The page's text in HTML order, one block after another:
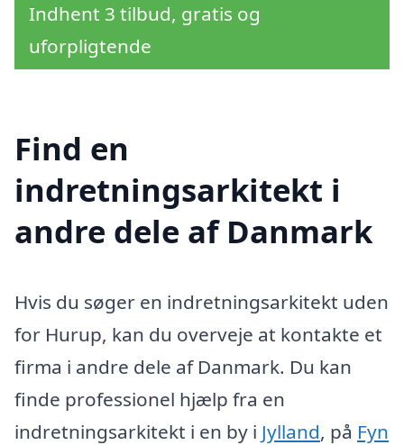
Indhent 3 tilbud, gratis og
uforpligtende
Find en
indretningsarkitekt i
andre dele af Danmark
Hvis du søger en indretningsarkitekt uden
for Hurup, kan du overveje at kontakte et
firma i andre dele af Danmark. Du kan
finde professionel hjælp fra en
indretningsarkitekt i en by i Jylland, på Fyn